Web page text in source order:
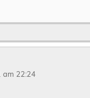
am 22:24